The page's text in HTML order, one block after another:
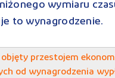
wymiaru
to wynagrodzenie.
przestojem
od wynagrodzenia